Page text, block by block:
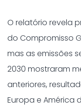
O relatório revela
do Compromisso
mas as emissões
2030 mostraram
anteriores,
Europa e América